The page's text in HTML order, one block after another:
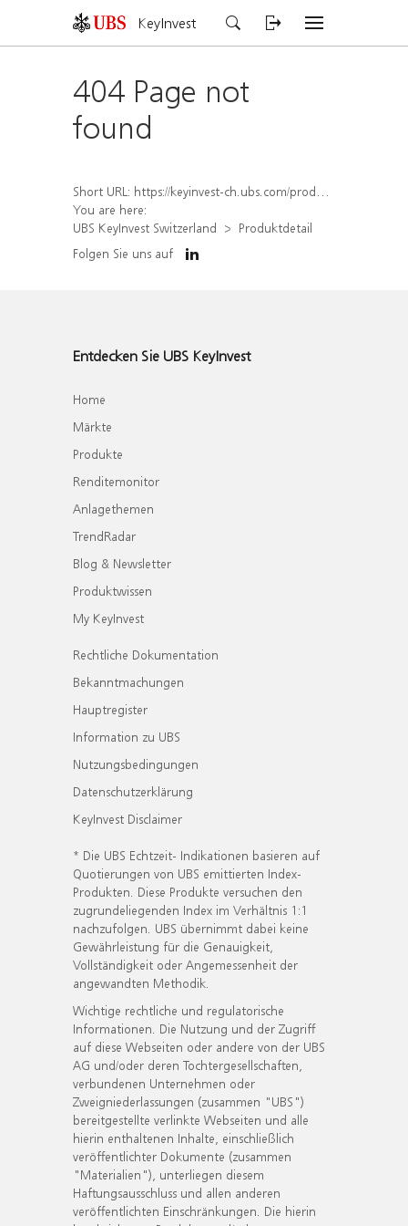
KeyInvest
404 Page not
found
Short URL: https://keyinvest-ch.ubs.com/produkt/detail/index/isin/CH1580500366
You are here:
UBS KeyInvest Switzerland
Produktdetail
Folgen Sie uns auf
Entdecken Sie UBS KeyInvest
Home
Märkte
Produkte
Renditemonitor
Anlagethemen
TrendRadar
Blog & Newsletter
Produktwissen
My KeyInvest
Rechtliche Dokumentation
Bekanntmachungen
Hauptregister
Information zu UBS
Nutzungsbedingungen
Datenschutzerklärung
KeyInvest Disclaimer
* Die UBS Echtzeit- Indikationen basieren auf
Quotierungen von UBS emittierten Index-
Produkten. Diese Produkte versuchen den
zugrundeliegenden Index im Verhältnis 1:1
nachzufolgen. UBS übernimmt dabei keine
Gewährleistung für die Genauigkeit,
Vollständigkeit oder Angemessenheit der
angewandten Methodik.
Wichtige rechtliche und regulatorische
Informationen. Die Nutzung und der Zugriff
auf diese Webseiten oder andere von der UBS
AG und/oder deren Tochtergesellschaften,
verbundenen Unternehmen oder
Zweigniederlassungen (zusammen "UBS")
bereitgestellte verlinkte Webseiten und alle
hierin enthaltenen Inhalte, einschließlich
veröffentlichter Dokumente (zusammen
"Materialien"), unterliegen diesem
Haftungsausschluss und allen anderen
veröffentlichten Einschränkungen. Die hierin